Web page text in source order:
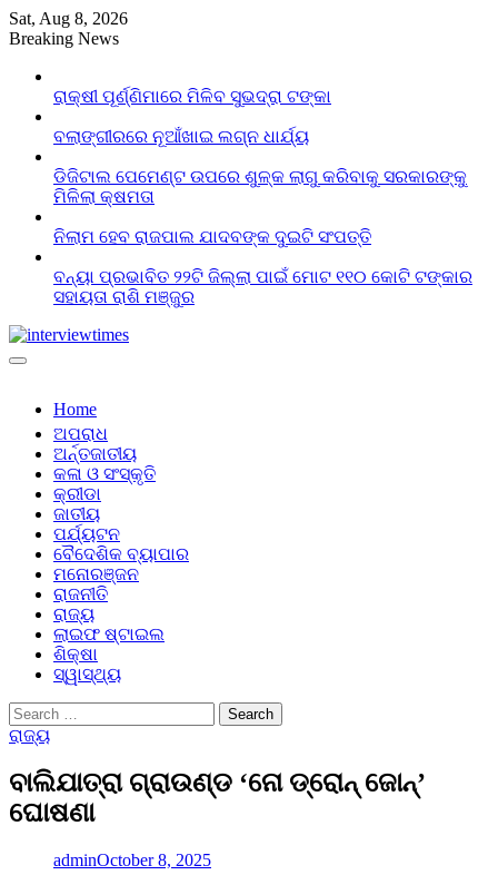
Skip
to
Sat, Aug 8, 2026
Breaking News
ରାକ୍ଷୀ ପୂର୍ଣ୍ଣିମାରେ ମିଳିବ ସୁଭଦ୍ରା ଟଙ୍କା
ବଲାଙ୍ଗୀରରେ ନୂଆଁଖାଇ ଲଗ୍ନ ଧାର୍ଯ୍ୟ
ଡିଜିଟାଲ ପେମେଣ୍ଟ ଉପରେ ଶୁଳ୍କ ଲାଗୁ କରିବାକୁ ସରକାରଙ୍କୁ
ମିଳିଲା କ୍ଷମତା
ନିଲାମ ହେବ ରାଜପାଲ ଯାଦବଙ୍କ ଦୁଇଟି ସଂପତ୍ତି
ବନ୍ୟା ପ୍ରଭାବିତ ୨୨ଟି ଜିଲ୍ଲା ପାଇଁ ମୋଟ ୧୧୦ କୋଟି ଟଙ୍କାର
ସହାୟତା ରାଶି ମଞ୍ଜୁର
Home
ଅପରାଧ
ଅର୍ନ୍ତଜାତୀୟ
କଳା ଓ ସଂସ୍କୃତି
କ୍ରୀଡା
ଜାତୀୟ
ପର୍ଯ୍ୟଟନ
ବୈଦେଶିକ ବ୍ୟାପାର
ମନୋରଞ୍ଜନ
ରାଜନୀତି
ରାଜ୍ୟ
ଲାଇଫ ଷ୍ଟାଇଲ
ଶିକ୍ଷା
ସ୍ୱାସ୍ଥ୍ୟ
Search
for:
ରାଜ୍ୟ
ବାଲିଯାତ୍ରା ଗ୍ରାଉଣ୍ଡ ‘ନୋ ଡ୍ରୋନ୍‌ ଜୋନ୍‌’
ଘୋଷଣା
adminOctober 8, 2025